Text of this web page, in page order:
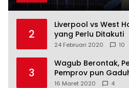
2
Liverpool vs West
yang Perlu Ditakuti
24 Februari 2020 10
3
Wagub Berontak,
Pemprov pun
16 Maret 2020 4